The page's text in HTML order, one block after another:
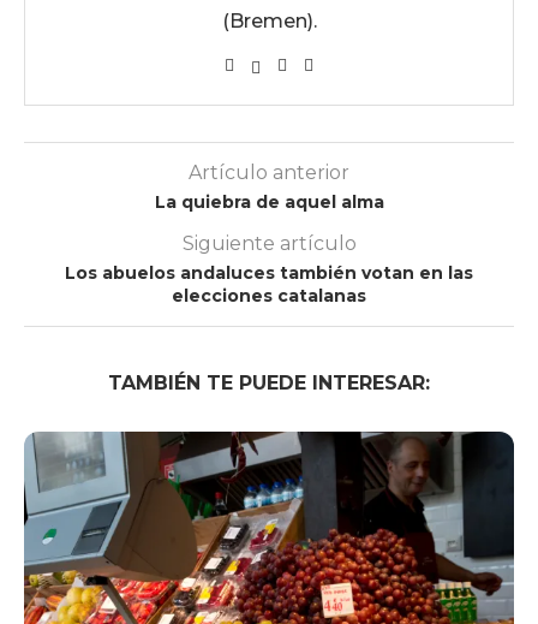
(Bremen).
Artículo anterior
La quiebra de aquel alma
Siguiente artículo
Los abuelos andaluces también votan en las
elecciones catalanas
TAMBIÉN TE PUEDE INTERESAR: